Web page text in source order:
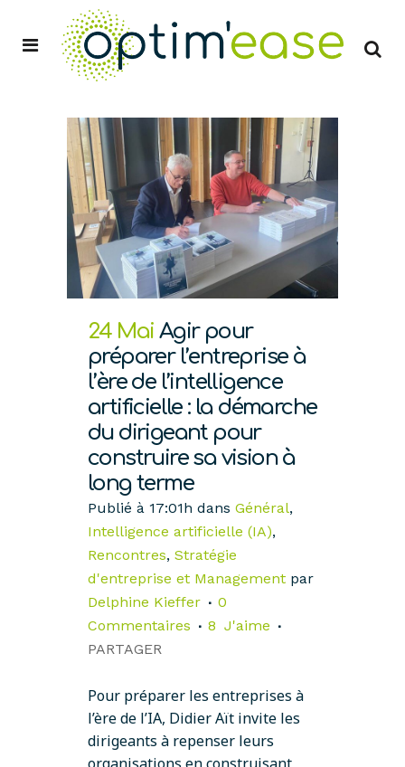
24 Mai Agir pour
préparer l’entreprise à
l’ère de l’intelligence
artificielle : la démarche
du dirigeant pour
construire sa vision à
long terme
Publié à 17:01h dans Général,
Intelligence artificielle (IA),
Rencontres, Stratégie
d'entreprise et Management par
Delphine Kieffer
0
Commentaires
8 J'aime
PARTAGER
Pour préparer les entreprises à
l’ère de l’IA, Didier Aït invite les
dirigeants à repenser leurs